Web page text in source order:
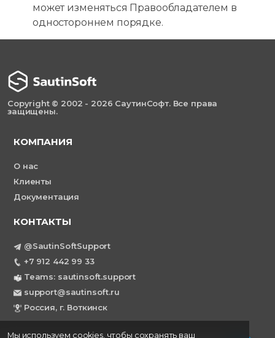
Мы используем cookies, чтобы сохранять ваш
может изменяться Правообладателем в
одностороннем порядке.
Copyright © 2002 - 2026 СаутинСофт. Все права
защищены.
КОМПАНИЯ
О нас
Клиенты
Документация
КОНТАКТЫ
@SautinSoftSupport
+7 912 442 99 33
Teams: sautinsoft.support
support@sautinsoft.ru
Россия, г. Воткинск